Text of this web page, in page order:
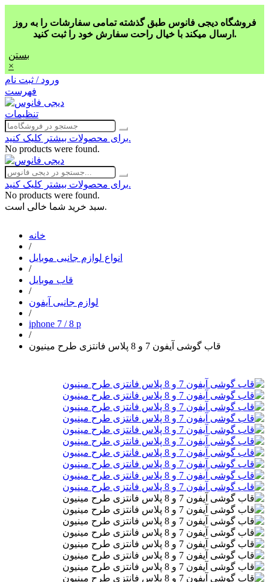
فروشگاه دیجی فانوس طبق گذشته تمامی سفارشات را به روز
ارسال میکند با خیال راحت سفارش خود را ثبت کنید.
بستن
×
ورود / ثبت نام
فهرست
تنظیمات
برای محصولات بیشتر کلیک کنید.
No products were found.
برای محصولات بیشتر کلیک کنید.
No products were found.
سبد خرید شما خالی است.
خانه
/
انواع لوازم جانبی موبایل
/
قاب موبایل
/
لوازم جانبی آیفون
/
iphone 7 / 8 p
/
قاب گوشی آیفون 7 و 8 پلاس فانتزی طرح مینیون